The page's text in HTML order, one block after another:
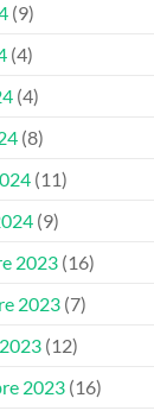
(9)
(4)
(4)
(8)
(11)
(9)
2023 (16)
2023 (7)
(12)
2023 (16)